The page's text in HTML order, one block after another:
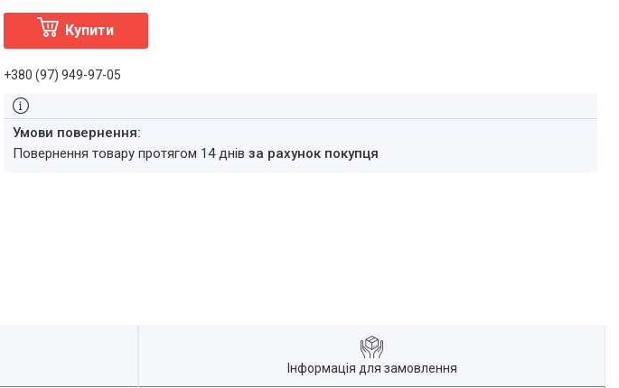
Купити
+380 (97) 949-97-05
повернення товару протягом 14 днів за рахунок покупця
Інформація для замовлення